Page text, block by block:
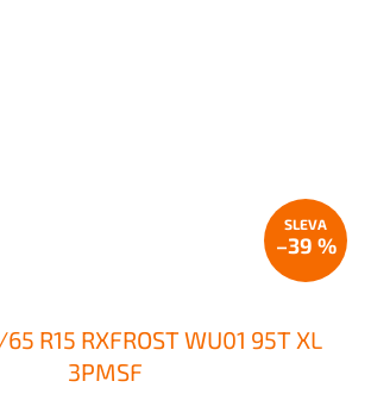
–39 %
R15 RXFROST WU01 95T XL
3PMSF